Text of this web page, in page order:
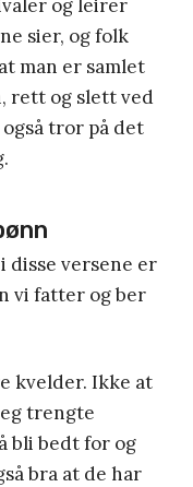
og leirer
sier, og folk
man er samlet
rett og slettved
tror på det
disse versene er
vi fatter og ber
kvelder. Ikke at
trengte
bli bedt for og
bra at de har